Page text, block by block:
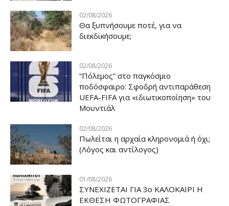
02/08/2026
Θα ξυπνήσουμε ποτέ, για να
διεκδικήσουμε;
02/08/2026
“Πόλεμος” στο παγκόσμιο
ποδόσφαιρο: Σφοδρή αντιπαράθεση
UEFA-FIFA για «ιδιωτικοποίηση» του
Μουντιάλ
02/08/2026
Πωλείται η αρχαία κληρονομιά ή όχι;
(Λόγος και αντίλογος)
01/08/2026
ΣΥΝΕΧΙΖΕΤΑΙ ΓΙΑ 3ο ΚΑΛΟΚΑΙΡΙ Η
ΕΚΘΕΣΗ ΦΩΤΟΓΡΑΦΙΑΣ